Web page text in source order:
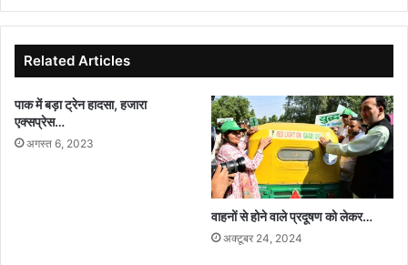
Related Articles
पाक में बड़ा ट्रेन हादसा, हजारा
एक्सप्रेस…
अगस्त 6, 2023
वाहनों से होने वाले प्रदूषण को लेकर…
अक्टूबर 24, 2024